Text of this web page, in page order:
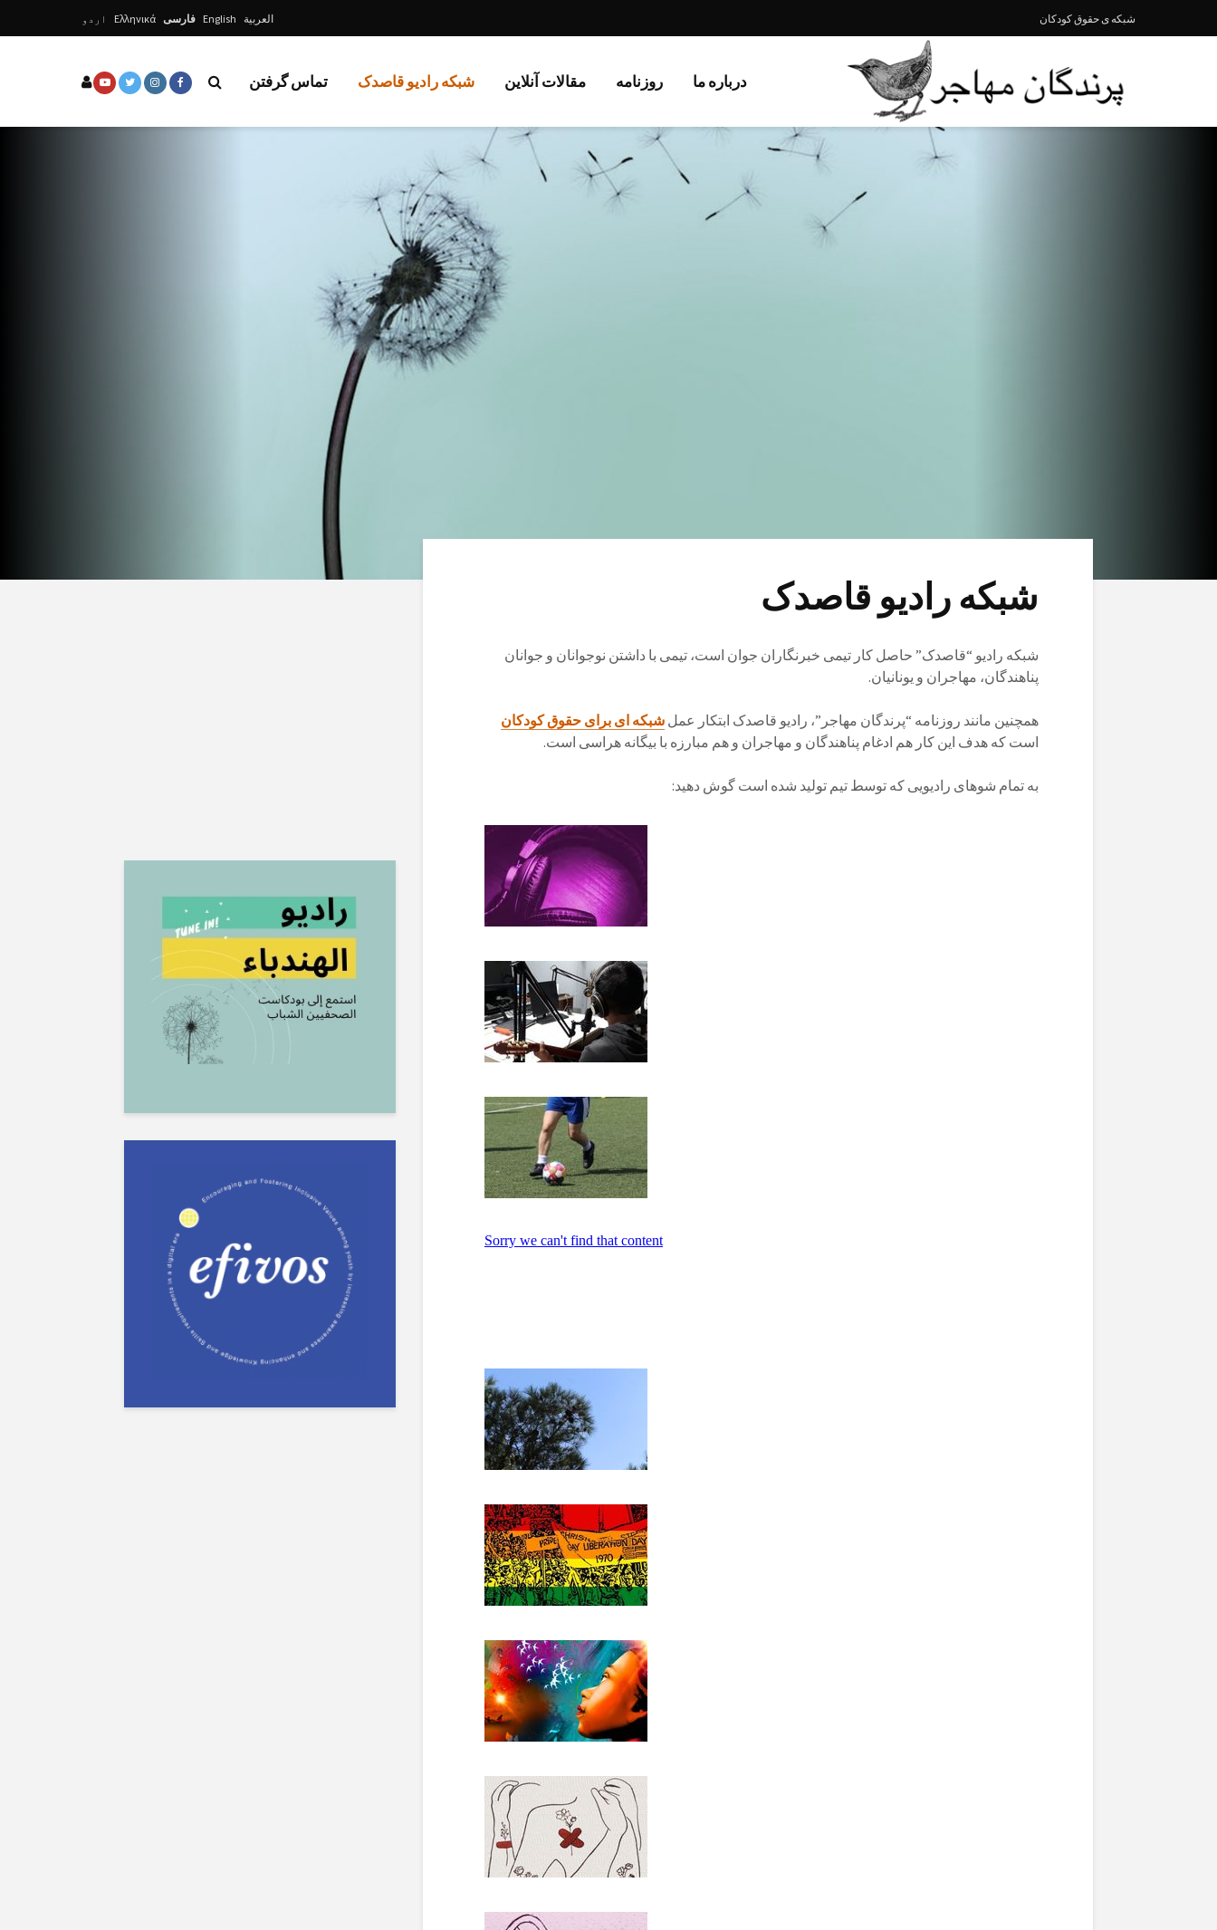
شبکە ی حقوق کودکان العربية English فارسی Ελληνικά اردو
درباره ما روزنامە مقالات آنلاین شبکه رادیو قاصدک تماس گرفتن
شبکه رادیو قاصدک
شبکه رادیو “قاصدک” حاصل کار تیمی خبرنگاران جوان است، تیمی با داشتن نوجوانان و جوانان
پناهندگان، مهاجران و یونانیان.
همچنین مانند روزنامه “پرندگان مهاجر”، رادیو قاصدک ابتکار عمل شبکه ای برای حقوق کودکان
است که هدف این کار هم ادغام پناهندگان و مهاجران و هم مبارزه با بیگانه هراسی است.
به تمام شوهای رادیویی که توسط تیم تولید شده است گوش دهید: